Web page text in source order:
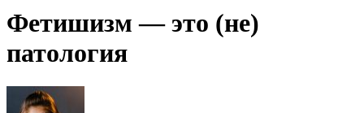
Фетишизм — это (не)
патология